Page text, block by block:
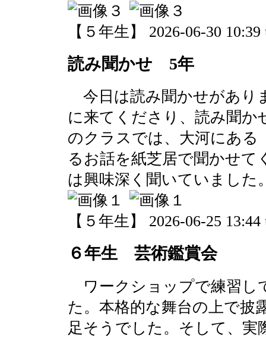
【５年生】 2026-06-30 10:39
読み聞かせ 5年
今日は読み聞かせがあり
に来てくださり、読み聞
のクラスでは、大河にある
るお話を紙芝居で聞かせ
は興味深く聞いていました
【５年生】 2026-06-25 13:44
６年生 芸術鑑賞会
ワークショップで練習し
た。本格的な舞台の上で披
足そうでした。そして、実